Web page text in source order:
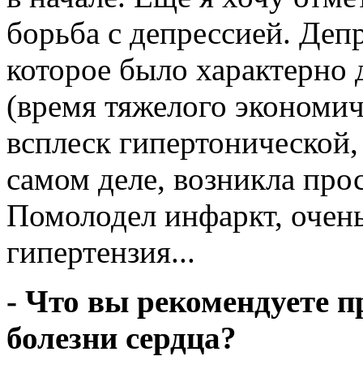
борьба с депрессией.
которое было
(время тяжелого
всплеск
самом деле, возникла
Помолодел инфаркт,
гипертензия...
- Что вы рекомендуете
болезни сердца?